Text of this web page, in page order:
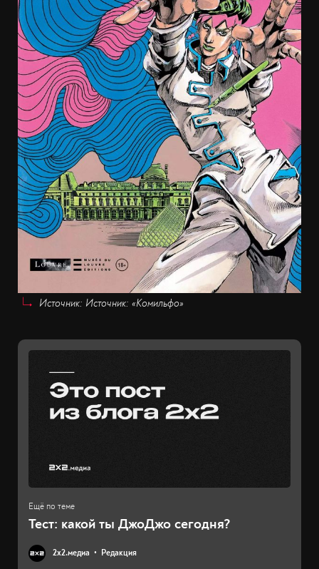
Источник: Источник: «Комильфо»
Тест: какой ты ДжоДжо сегодня?
2х2.медиа Редакция